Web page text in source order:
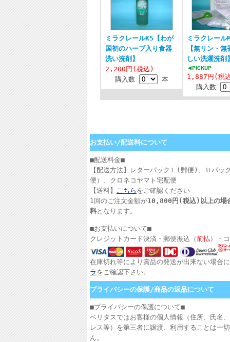
ミラクレールK5【わが
国初のハーブ入り食器
洗い洗剤】
2,200円(税込)
購入数
本
ミラクレー
【無リン・
しい洗濯洗剤
1,887円(税
購入数
お支払い/配送料について
■配送料金■
【配送方法】レターパックＬ(郵便)、Ｕパッ
便）、クロネコヤマト宅配便
【送料】 こちら をご確認ください
1回のご注文金額が10,800円(税込)以上の場
料となります。
■お支払いについて■
クレジットカード決済・郵便振込（前払）・
在庫切れ等により賞品の発送が出来ない場合
ラ をご確認下さい。
プライバシーの保護/商品の返品について
■プライバシーの保護について■
ベリタスではお客様の個人情報（住所、氏名
レス等）を第三者に譲渡、利用することは一
ん。